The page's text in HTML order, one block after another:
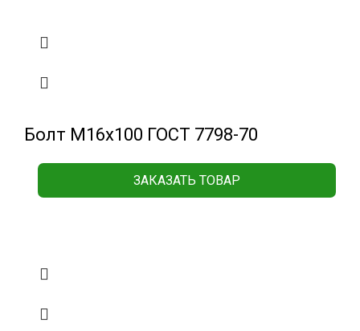
Болт М16х100 ГОСТ 7798-70
ЗАКАЗАТЬ ТОВАР